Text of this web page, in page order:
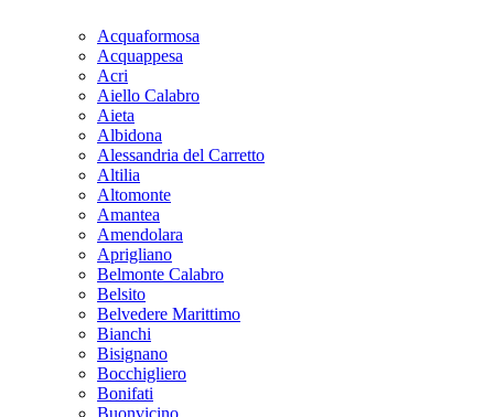
Acquaformosa
Acquappesa
Acri
Aiello Calabro
Aieta
Albidona
Alessandria del Carretto
Altilia
Altomonte
Amantea
Amendolara
Aprigliano
Belmonte Calabro
Belsito
Belvedere Marittimo
Bianchi
Bisignano
Bocchigliero
Bonifati
Buonvicino